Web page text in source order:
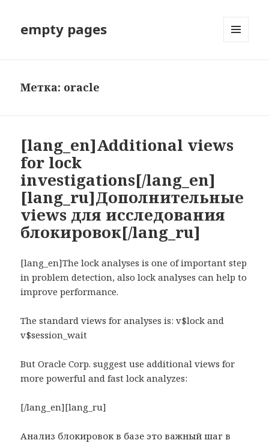
empty pages
Метка: oracle
[lang_en]Additional views
for lock
investigations[/lang_en]
[lang_ru]Дополнительные
views для исследования
блокировок[/lang_ru]
[lang_en]The lock analyses is one of important step
in problem detection, also lock analyses can help to
improve performance.
The standard views for analyses is: v$lock and
v$session_wait
But Oracle Corp. suggest use additional views for
more powerful and fast lock analyzes:
[/lang_en][lang_ru]
Анализ блокировок в базе это важный шаг в